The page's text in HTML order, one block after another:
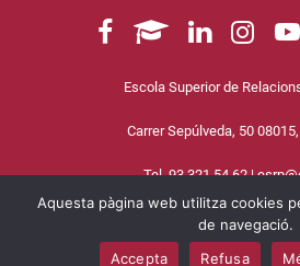
Escola Superior de
Carrer Sepúlveda, 50
Tel. 93 321 54 62 |
Política de cookies|Avís legal|
© 2025 ESRP
Aquesta pàgina web utilitza cookies
de navegació.
Accepta
Refusa